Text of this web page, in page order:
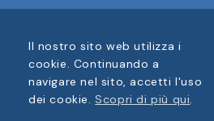
COPYRIGHT © 2025 FOOTBALL
DIRITTI RISERVATI
NUMERO DI REGISTRAZIONE
DESIGN DEL SITO WEB DI
Il nostro sito web utilizza i
cookie. Continuando a
navigare nel sito, accetti l'uso
dei cookie.Scopri di più qui.